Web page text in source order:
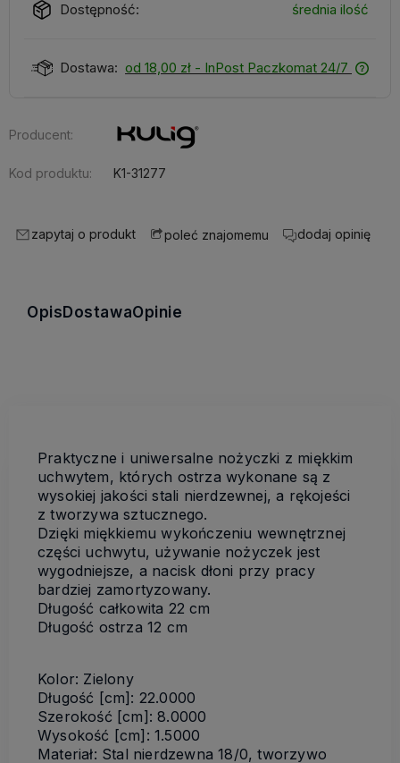
Dostępność: średnia ilość
Dostawa: od 18,00 zł - InPost Paczkomat 24/7
Producent:
Kod produktu: K1-31277
zapytaj o produkt poleć znajomemu dodaj opinię
Opis DostawaOpinie
Praktyczne i uniwersalne nożyczki z miękkim
uchwytem, których ostrza wykonane są z
wysokiej jakości stali nierdzewnej, a rękojeści
z tworzywa sztucznego.
Dzięki miękkiemu wykończeniu wewnętrznej
części uchwytu, używanie nożyczek jest
wygodniejsze, a nacisk dłoni przy pracy
bardziej zamortyzowany.
Długość całkowita 22 cm
Długość ostrza 12 cm
Kolor: Zielony
Długość [cm]: 22.0000
Szerokość [cm]: 8.0000
Wysokość [cm]: 1.5000
Materiał: Stal nierdzewna 18/0, tworzywo